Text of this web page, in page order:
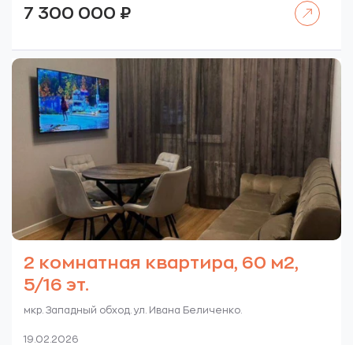
7 300 000 ₽
2 комнатная квартира, 60 м2,
5/16 эт.
мкр. Западный обход. ул. Ивана Беличенко.
19.02.2026